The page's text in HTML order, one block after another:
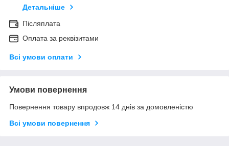
Детальніше
Післяплата
Оплата за реквізитами
Всі умови оплати
Умови повернення
Повернення товару впродовж 14 днів за домовленістю
Всі умови повернення